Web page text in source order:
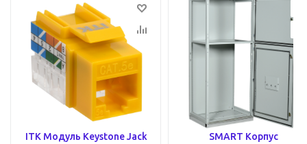
ITK Модуль Keystone Jack
SMART Корпус